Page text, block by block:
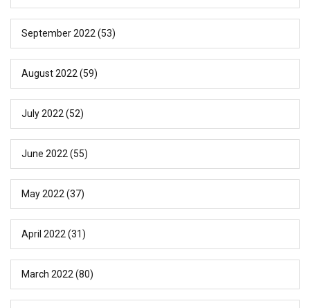
September 2022(53)
August 2022(59)
July 2022(52)
June 2022(55)
May 2022(37)
April 2022(31)
March 2022(80)